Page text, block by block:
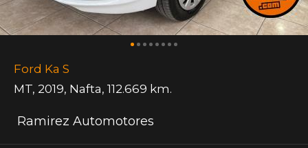
Ford Ka S
MT, 2019, Nafta, 112.669 km.
Ramirez Automotores